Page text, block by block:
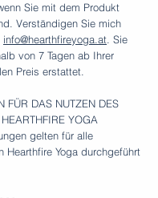
Sie mit dem Produkt
Verständigen Sie mich
info@hearthfireyoga.at . Sie
von 7 Tagen ab Ihrer
Preis erstattet.
FÜR DAS NUTZEN DES
YOGA
gelten für alle
Hearthfire Yoga durchgeführt